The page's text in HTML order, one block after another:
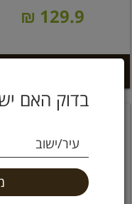
בדוק האם
עיר/ישוב
129.9 ₪